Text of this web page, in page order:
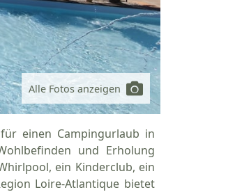
Alle Fotos anzeigen
einen Campingurlaub in
und Erholung
ein Kinderclub, ein
Loire-Atlantique bietet